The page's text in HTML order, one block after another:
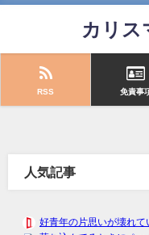
カリス
RSS 免責事
人気記事